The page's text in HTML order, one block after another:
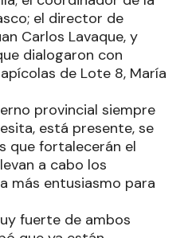
el director de
Carlos Lavaque, y
dialogaron con
de Lote 8, María
provincial siempre
está presente, se
que fortalecerán el
a cabo los
más entusiasmo para
fuerte de ambos